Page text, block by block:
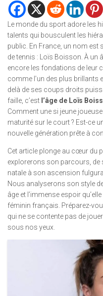
Le monde du sport adore les
talents qui bousculent les
public. En France, un nom est
de tennis : Loïs Boisson. À
encore les fondations de leur
comme l’un des plus brillants
delà de ses coups droits
faille, c’est l’âge de Loïs
Comment une si jeune
maturité sur le court ? Est-ce
nouvelle génération prête à
Cet article plonge au cœur du
explorerons son parcours, de
natale à son ascension
Nous analyserons son style
âge et l’immense espoir
féminin français. Préparez-
qui ne se contente pas de
sous nos yeux.